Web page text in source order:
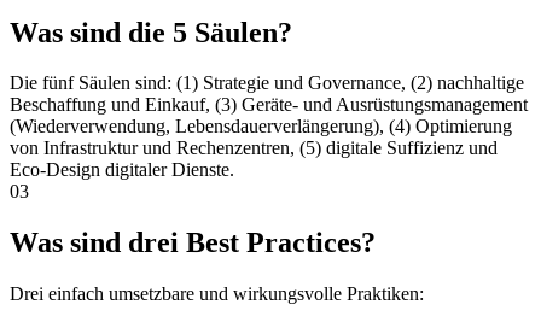
Was sind die 5 Säulen?
Die fünf Säulen sind: (1) Strategie und Governance, (2) nachhaltige
Beschaffung und Einkauf, (3) Geräte- und Ausrüstungsmanagement
(Wiederverwendung, Lebensdauerverlängerung), (4) Optimierung
von Infrastruktur und Rechenzentren, (5) digitale Suffizienz und
Eco-Design digitaler Dienste.
03
Was sind drei Best Practices?
Drei einfach umsetzbare und wirkungsvolle Praktiken: